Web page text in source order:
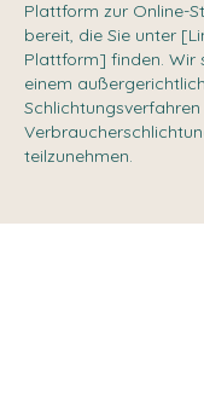
Plattform zur Online-
bereit, die Sie unter
Plattform] finden. Wir
einem
teilzunehmen.